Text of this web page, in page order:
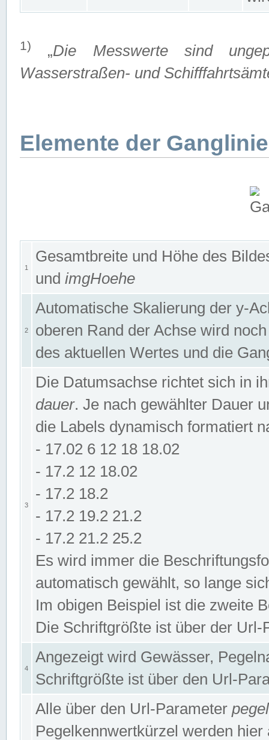
1) „Die Messwerte sind
Wasserstraßen- und
Elemente der
1
Gesamtbreite und Höhe des
und imgHoehe
2
Automatische Skalierung der y-
oberen Rand der Achse wird
des aktuellen Wertes und die
3
Die Datumsachse richtet sich in
dauer. Je nach gewählter Dauer
die Labels dynamisch formatiert
- 17.02 6 12 18 18.02
- 17.2 12 18.02
- 17.2 18.2
- 17.2 19.2 21.2
- 17.2 21.2 25.2
Es wird immer die
automatisch gewählt, so lange
Im obigen Beispiel ist die zweite
Die Schriftgrößte ist über der
4
Angezeigt wird Gewässer,
Schriftgrößte ist über den Url-
Alle über den Url-Parameter
Pegelkennwertkürzel werden